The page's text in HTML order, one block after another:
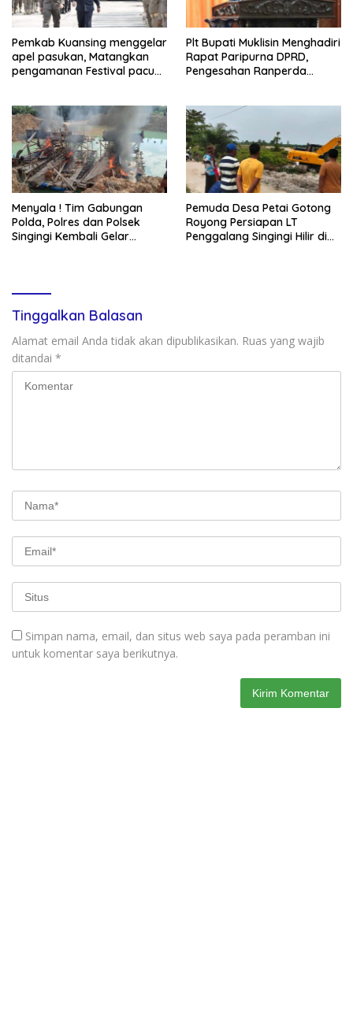
Pemkab Kuansing menggelar
apel pasukan, Matangkan
pengamanan Festival pacu
Plt Bupati Muklisin Menghadiri
Rapat Paripurna DPRD,
Pengesahan Ranperda
Menyala ! Tim Gabungan
Polda, Polres dan Polsek
Singingi Kembali Gelar
Pemuda Desa Petai Gotong
Royong Persiapan LT
Penggalang Singingi Hilir di
Tinggalkan Balasan
Alamat email Anda tidak akan dipublikasikan. Ruas yang wajib
ditandai *
Simpan nama, email, dan situs web saya pada peramban ini
untuk komentar saya berikutnya.